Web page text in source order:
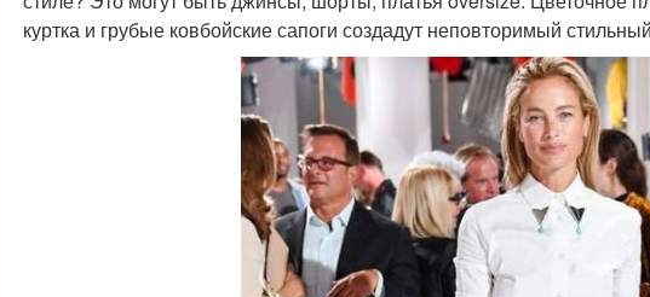
куртка и грубые ковбойские сапоги создадут неповторимый